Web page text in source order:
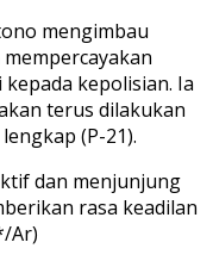
mengimbau
kepolisian. Ia
terus dilakukan
(P-21).
dan menjunjung
rasa keadilan
Ar)